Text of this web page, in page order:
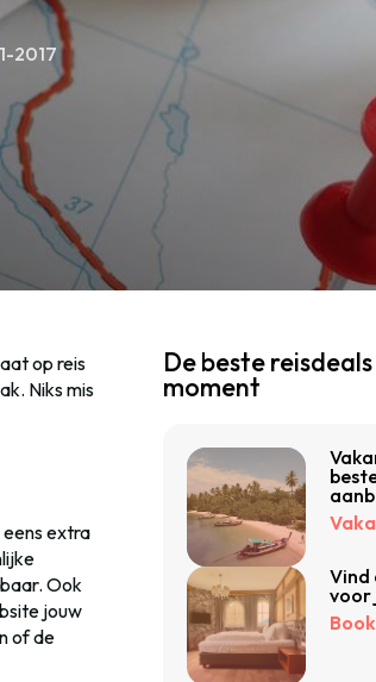
2017
op reis
Niks mis
extra
Ook
jouw
of de
De beste
moment
Vind
voor